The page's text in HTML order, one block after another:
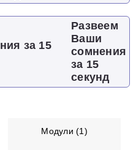
Развеем
Ваши
сомнения
за 15
секунд
Модули (1)